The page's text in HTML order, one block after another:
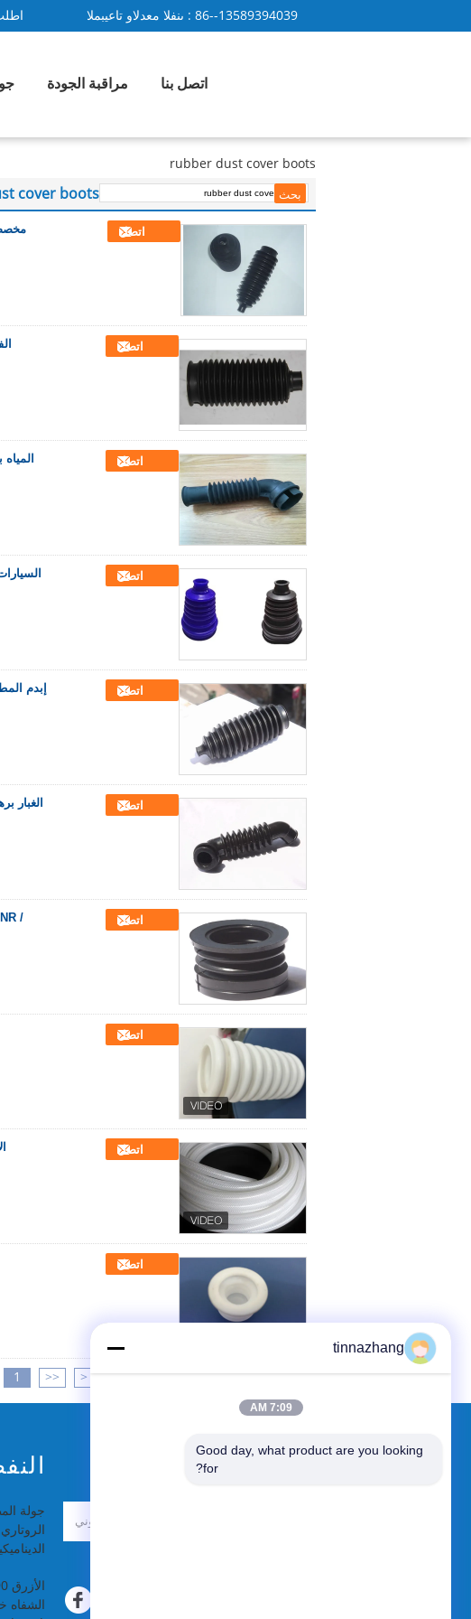
المبيعات والدعم الفنى : 86--13589394039
مراقبة الجودة اتصل بنا
rubber dust cover boots
cover boots
اتصل
اتصل
اتصل
اتصل
إبدم
اتصل
الغبار
اتصل
اتصل
اتصل
اتصل
اتصل
Page 1 of 5
|<
<<
1
جولة
طلب اقتباس
tinnazhang
7:09 AM
Good day, what product are you looking
for?